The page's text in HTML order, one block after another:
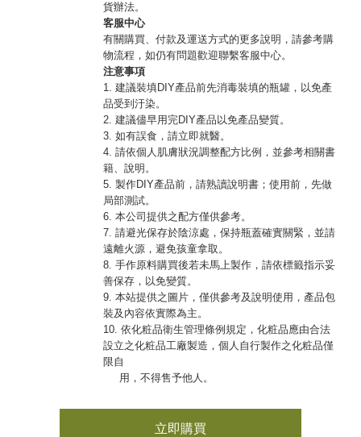
貨辦法。
客服中心
有關購買、付款及運送方式的更多說明，請參考購
物流程，如仍有問題歡迎聯繫客服中心。
注意事項
1. 建議裝填DIY產品前先消毒裝填的瓶罐，以免產
品受到汙染。
2. 建議儘早用完DIY產品以免產品變質。
3. 如有誤食，請立即就醫。
4. 請依個人肌膚狀況調整配方比例，並參考相關書
籍、說明。
5. 製作DIY產品前，請熟讀說明書；使用前，先做
局部測試。
6. 本公司提供之配方僅供參考。
7. 請避光保存於陰涼處，保持瓶蓋確實關緊，並請
遠離火源，避免孩童拿取。
8. 手作原料購買後若未馬上製作，請依標籤指示妥
善保存，以免變質。
9. 本站提供之圖片，僅供參考及說明使用，產品包
裝及內容依實際為主。
10. 依化粧品衛生管理條例規定，化粧品應由合法
設立之化粧品工廠製造，個人自行製作之化粧品僅
限自
用，不得售予他人。
立即購買